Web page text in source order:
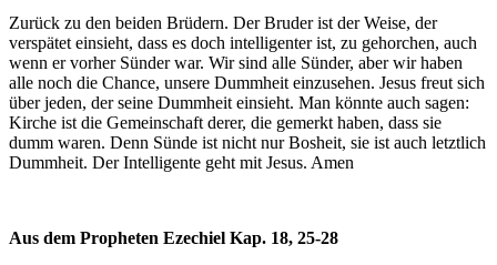
Zurück zu den beiden Brüdern. Der Bruder ist der Weise, der
verspätet einsieht, dass es doch intelligenter ist, zu gehorchen, auch
wenn er vorher Sünder war. Wir sind alle Sünder, aber wir haben
alle noch die Chance, unsere Dummheit einzusehen. Jesus freut sich
über jeden, der seine Dummheit einsieht. Man könnte auch sagen:
Kirche ist die Gemeinschaft derer, die gemerkt haben, dass sie
dumm waren. Denn Sünde ist nicht nur Bosheit, sie ist auch letztlich
Dummheit. Der Intelligente geht mit Jesus. Amen
Aus dem Propheten Ezechiel Kap. 18, 25-28